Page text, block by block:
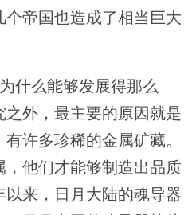
帝国也造成了相当巨大
什么能够发展得那么
外，最主要的原因就是
许多珍稀的金属矿藏。
，他们才能够制造出品质
来，日月大陆的魂导器